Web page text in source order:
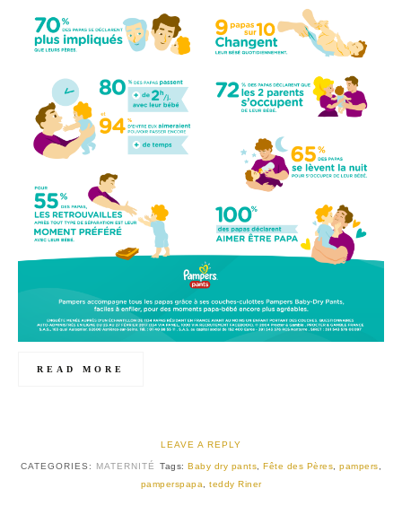
READ MORE
LEAVE A REPLY
CATEGORIES: MATERNITÉ Tags: Baby dry pants Fête des Pères pampers
pamperspapa
teddy Riner